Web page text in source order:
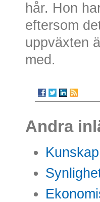
hår. Hon
eftersom
uppväxten
med.
Andra